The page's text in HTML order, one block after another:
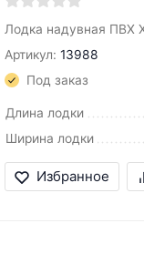
Лодка надувная ПВХ
Артикул: 13988
Под заказ
Длина лодки
Ширина лодки
Избранное